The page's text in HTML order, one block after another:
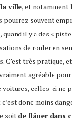
ville, et notamment
pourrez souvent
quand il y a des «
de rouler en
C’est très pratique, et
agréable pour
voitures, celles-ci ne
donc moins
soit de flâner dans